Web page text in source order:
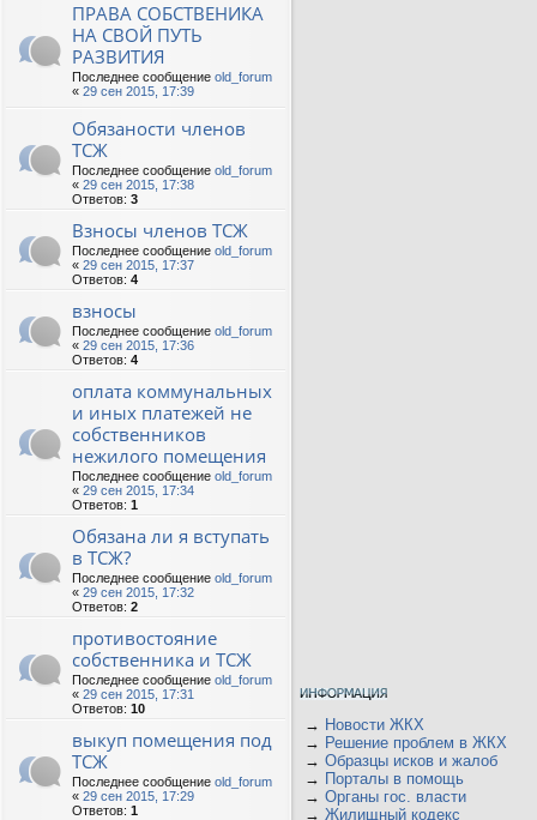
ПРАВА СОБСТВЕНИКА
НА СВОЙ ПУТЬ
РАЗВИТИЯ
Последнее сообщение old_forum
« 29 сен 2015, 17:39
Обязаности членов
ТСЖ
Последнее сообщение old_forum
« 29 сен 2015, 17:38
Ответов: 3
Взносы членов ТСЖ
Последнее сообщение old_forum
« 29 сен 2015, 17:37
Ответов: 4
взносы
Последнее сообщение old_forum
« 29 сен 2015, 17:36
Ответов: 4
оплата коммунальных
и иных платежей не
собственников
нежилого помещения
Последнее сообщение old_forum
« 29 сен 2015, 17:34
Ответов: 1
Обязана ли я вступать
в ТСЖ?
Последнее сообщение old_forum
« 29 сен 2015, 17:32
Ответов: 2
противостояние
собственника и ТСЖ
Последнее сообщение old_forum
« 29 сен 2015, 17:31
Ответов: 10
выкуп помещения под
ТСЖ
Последнее сообщение old_forum
« 29 сен 2015, 17:29
Ответов: 1
→ Новости ЖКХ
→ Решение проблем в ЖКХ
→ Образцы исков и жалоб
→ Порталы в помощь
→ Органы гос. власти
→ Жилищный кодекс